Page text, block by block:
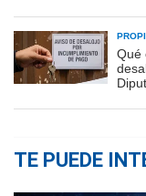
Qué
TE PUEDE